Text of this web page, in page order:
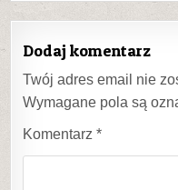
Dodaj komentarz
Twój adres email nie
Wymagane pola są
Komentarz*